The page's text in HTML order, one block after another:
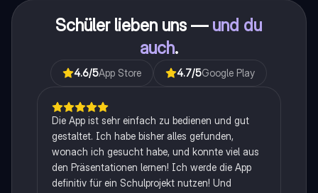
Schüler lieben uns — und du
auch.
4.6/5App Store 4.7/5Google Play
Die App ist sehr einfach zu bedienen und gut
gestaltet. Ich habe bisher alles gefunden,
wonach ich gesucht habe, und konnte viel aus
den Präsentationen lernen! Ich werde die App
definitiv für ein Schulprojekt nutzen! Und